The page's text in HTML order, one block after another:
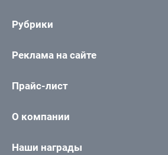
Рубрики
Реклама на сайте
Прайс-лист
О компании
Наши награды